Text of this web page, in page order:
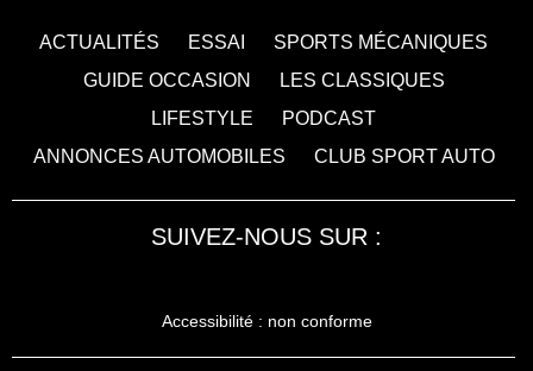
ACTUALITÉS ESSAI
SPORTS MÉCANIQUES
GUIDE OCCASION
LES CLASSIQUES
LIFESTYLE
PODCAST
ANNONCES AUTOMOBILES
CLUB SPORT AUTO
SUIVEZ-NOUS SUR :
Accessibilité : non conforme